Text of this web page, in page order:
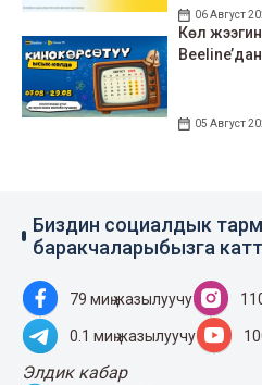
06 Август
Көл
05 Август
Биздин социалдык
баракчаларыбызга
79 миң жазылуучу
0.1 миң жазылуучу
Элдик кабар